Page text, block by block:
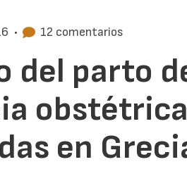
• 12 comentarios
del parto
en